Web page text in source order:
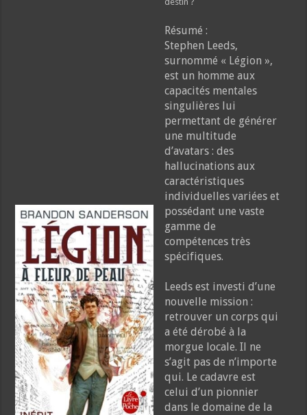
Résumé :
Stephen Leeds,
surnommé « Légion »,
est un homme aux
capacités mentales
singulières lui
permettant de générer
une multitude
d’avatars : des
hallucinations aux
caractéristiques
individuelles variées et
possédant une vaste
gamme de
compétences très
spécifiques.
Leeds est investi d’une
nouvelle mission :
retrouver un corps qui
a été dérobé à la
morgue locale. Il ne
s’agit pas de n’importe
qui. Le cadavre est
celui d’un pionnier
dans le domaine de la